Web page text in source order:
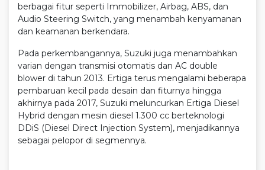
berbagai fitur seperti Immobilizer, Airbag, ABS, dan
Audio Steering Switch, yang menambah kenyamanan
dan keamanan berkendara.
Pada perkembangannya, Suzuki juga menambahkan
varian dengan transmisi otomatis dan AC double
blower di tahun 2013. Ertiga terus mengalami beberapa
pembaruan kecil pada desain dan fiturnya hingga
akhirnya pada 2017, Suzuki meluncurkan Ertiga Diesel
Hybrid dengan mesin diesel 1.300 cc berteknologi
DDiS (Diesel Direct Injection System), menjadikannya
sebagai pelopor di segmennya.